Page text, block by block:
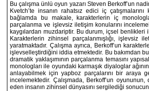
Bu çalışma ünlü oyun yazarı Steven Berkoff’un
Kvetch’te insanın rahatsız edici iç
bağlamda bu makale, karakterlerin iç
parçalanma ve işlevsiz iletişim konularını
kaygılardan muzdariptir. Bu durum, içsel
Karakterlerin zihinsel parçalanmışlığı,
yaratmaktadır. Çalışma ayrıca, Berkoff’un
işlevselleştirdiğini iddia etmektedir. Bu bakımdan bu
dramatik yaklaşımının parçalanma temasını
monologları ile oyundaki karmaşık diyaloglar
anlayabilmek için yapboz parçalarını bir araya
incelemektedir. Çalışmada, Berkoff’un
eden insanın zihinsel dünyasını sergilediği